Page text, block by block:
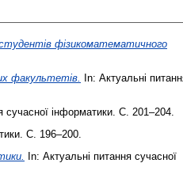
студентів фізикоматематичного
факультетів.
In: Актуальні
сучасної інформатики. С. 201–204.
С. 196–200.
In: Актуальні питання сучасної